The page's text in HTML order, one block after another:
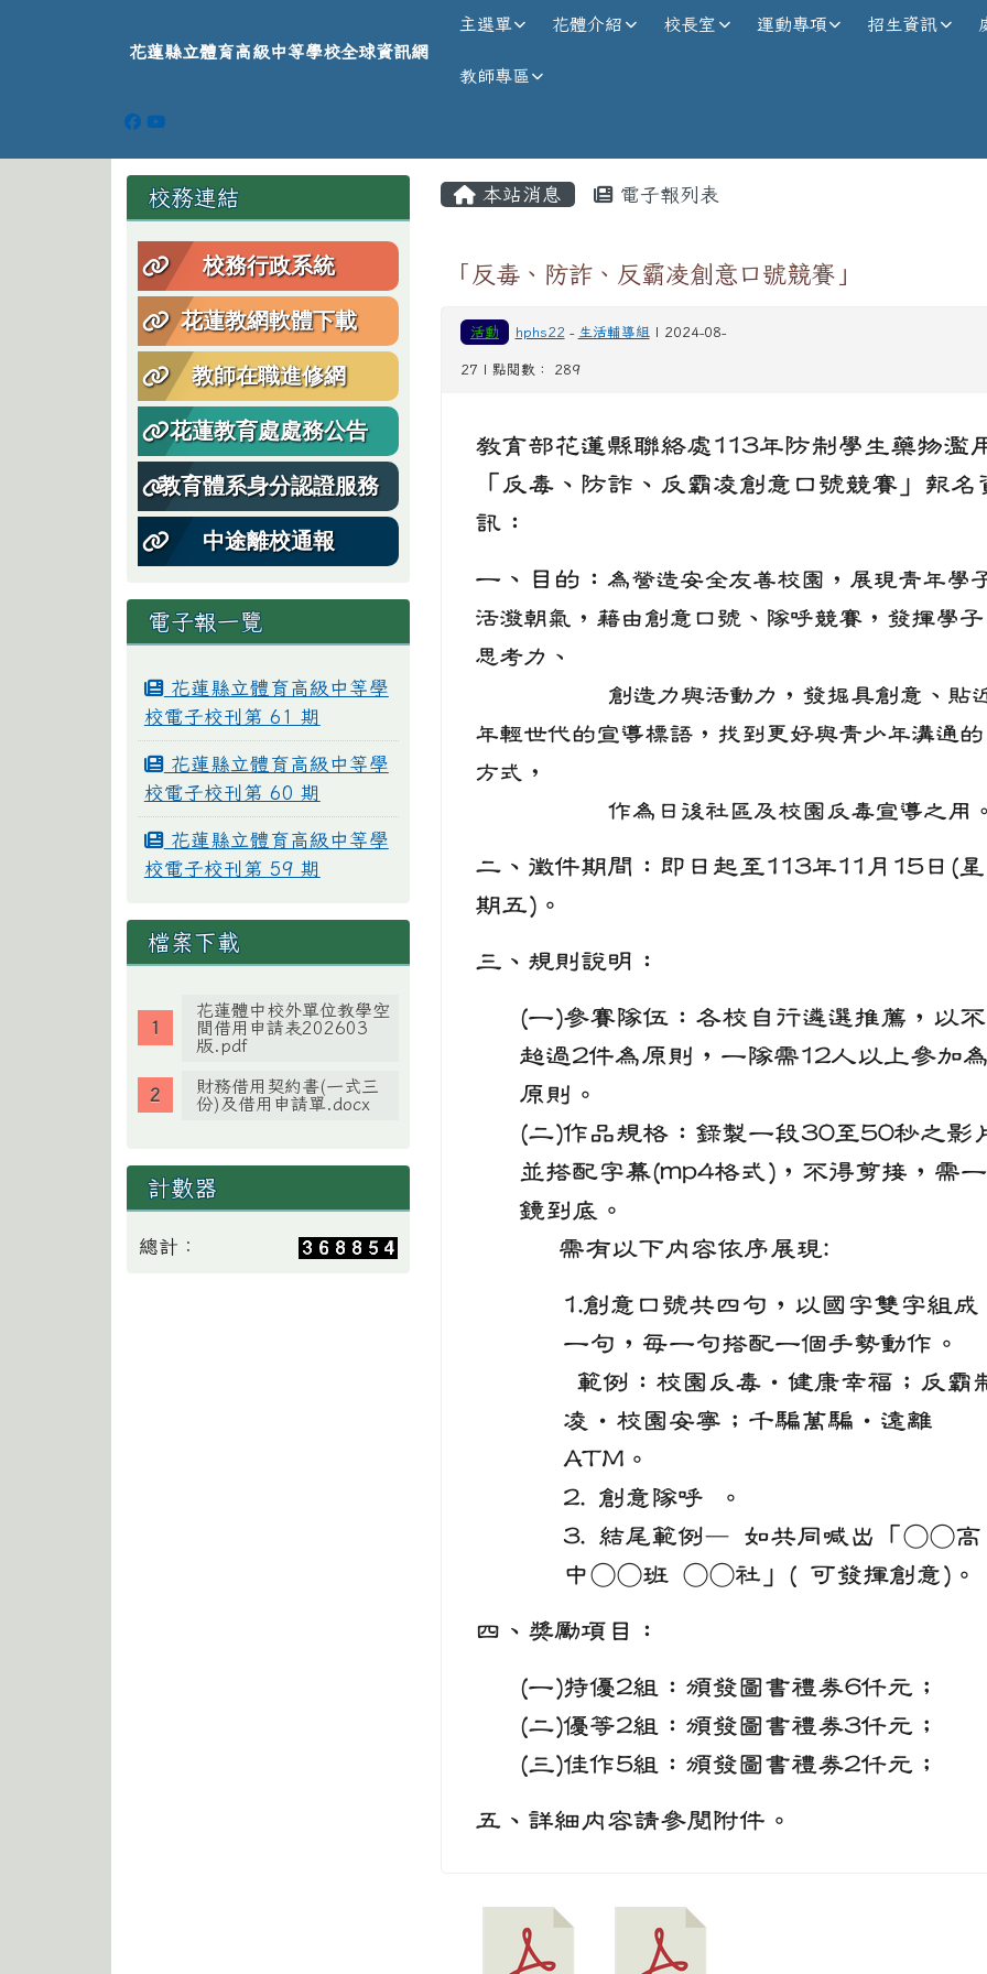
花蓮縣立體育高級中等學校全球資訊網
花蓮縣立體育高級中等學校全球資訊網
主選單 花體介紹 校長室 運動專項 招生資訊
教師專區
左邊區域內容
校務連結
校務行政系統
花蓮教網軟體下載
教師在職進修網
花蓮教育處處務公告
教育體系身分認證服務
中途離校通報
電子報一覽
花蓮縣立體育高級中等學
校電子校刊第 61 期
花蓮縣立體育高級中等學
校電子校刊第 60 期
花蓮縣立體育高級中等學
校電子校刊第 59 期
檔案下載
花蓮體中校外單位教學空
間借用申請表202603
版.pdf
財務借用契約書(一式三
份)及借用申請單.docx
計數器
總計：
主內容區域
本站消息 電子報列表
「反毒、防詐、反霸凌創意口號競賽」
活動 hphs22 - 生活輔導組 | 2024-08-
27 | 點閱數： 289
教育部花蓮縣聯絡處113年防制學生藥物濫
「反毒、防詐、反霸凌創意口號競賽」報名
訊：
一、目的：為營造安全友善校園，展現青年學
活潑朝氣，藉由創意口號、隊呼競賽，發揮學子
思考力、
創造力與活動力，發掘具創意、貼
年輕世代的宣導標語，找到更好與青少年溝通的
方式，
作為日後社區及校園反毒宣導之用。
二、徵件期間：即日起至113年11月15日(星
期五)。
三、規則說明：
(一)參賽隊伍：各校自行遴選推薦，以不
超過2件為原則，一隊需12人以上參加為
原則。
(二)作品規格：錄製一段30至50秒之影
並搭配字幕(mp4格式)，不得剪接，需一
鏡到底。
需有以下內容依序展現:
1.創意口號共四句，以國字雙字組成
一句，每一句搭配一個手勢動作。
範例：校園反毒‧健康幸福；反霸
凌‧校園安寧；千騙萬騙‧遠離
ATM。
2. 創意隊呼 。
3. 結尾範例— 如共同喊出「○○高
中○○班 ○○社」( 可發揮創意)。
四、獎勵項目：
(一)特優2組：頒發圖書禮券6仟元；
(二)優等2組：頒發圖書禮券3仟元；
(三)佳作5組：頒發圖書禮券2仟元；
五、詳細內容請參閱附件。
頁尾區域